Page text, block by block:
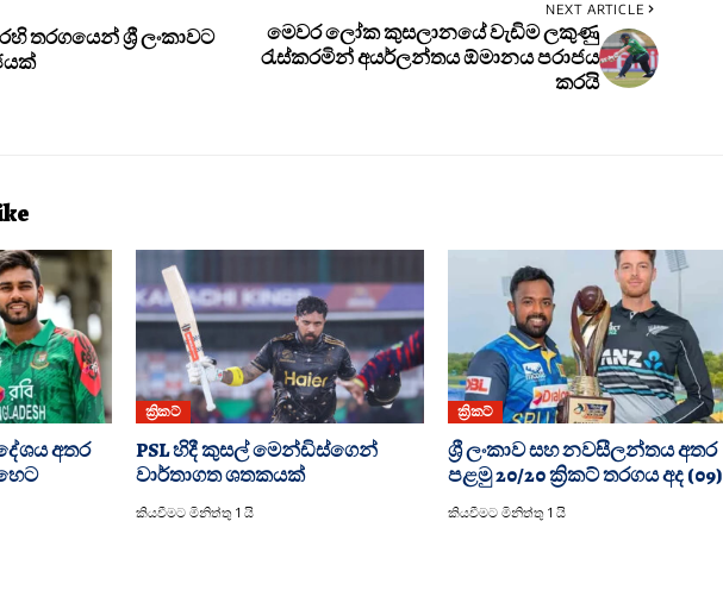
තරගයෙන් ශ්‍රී ලංකාවට
NEXT ARTICLE
මෙවර ලෝක කුසලානයේ වැඩිම ලකුණු
රැස්කරමින් අයර්ලන්තය ඕමානය පරාජය
කරයි
අතර
ක්‍රිකට්
PSL හිදී කුසල් මෙන්ඩිස්ගෙන්
වාර්තාගත ශතකයක්
කියවීමට මිනිත්තු 1 යි
ක්‍රිකට්
ශ්‍රී ලංකාව සහ නවසීලන්තය අතර
පළමු 20/20 ක්‍රිකට් තරගය අද (09)
කියවීමට මිනිත්තු 1 යි